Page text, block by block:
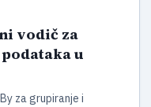
vodič za
u
za grupiranje i